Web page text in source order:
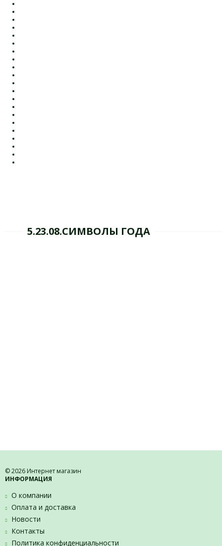
5.23.08.СИМВОЛЫ ГОДА
© 2026 Интернет магазин
ИНФОРМАЦИЯ
О компании
Оплата и доставка
Новости
Контакты
Политика конфиденциальности